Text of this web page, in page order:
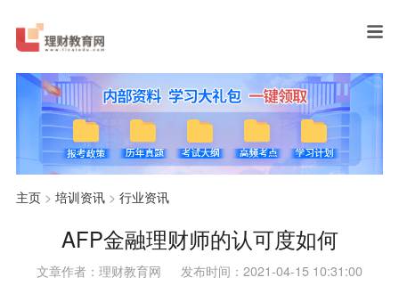
主页> 培训资讯> 行业资讯
AFP金融理财师的认可度如何
文章作者：理财教育网 发布时间：2021-04-15 10:31:00